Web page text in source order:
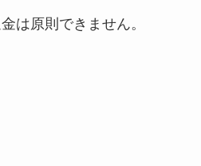
は原則できません。